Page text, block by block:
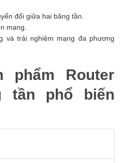
đổi giữa hai băng tần.
mạng.
và trải nghiệm mạng đa phương
phẩm Router
tần phổ biến